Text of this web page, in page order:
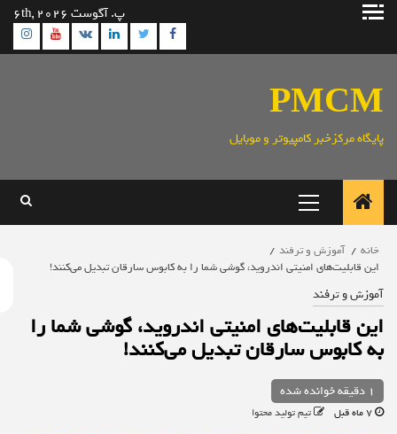
پ. آگوست 6th, 2026
Facebook
Twitter
Linkedin
VK
مرکزخبر کامپیوتر و موبایل
اصلی
خانه
آموزش و ترفند
این قابلیت‌های امنیتی اندروید، گوشی شما را به کابوس سارقان تبدیل می‌کنند!
و ترفند
قابلیت‌های امنیتی اندروید، گوشی شما را
کابوس سارقان تبدیل می‌کنند!
تیم تولید محتوا